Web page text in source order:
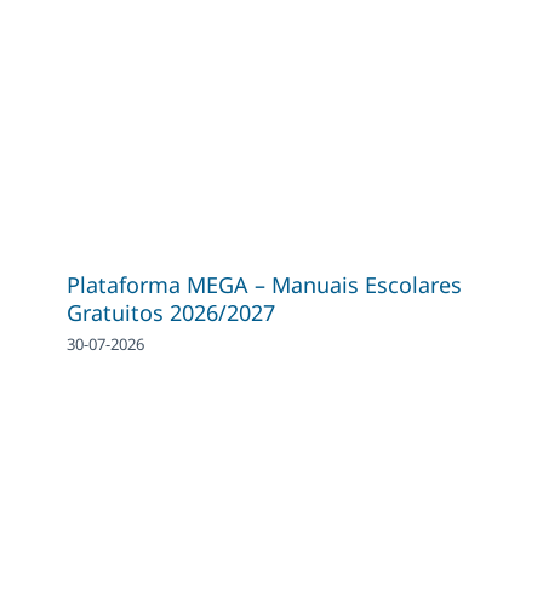
Plataforma MEGA – Manuais Escolares
Gratuitos 2026/2027
30-07-2026